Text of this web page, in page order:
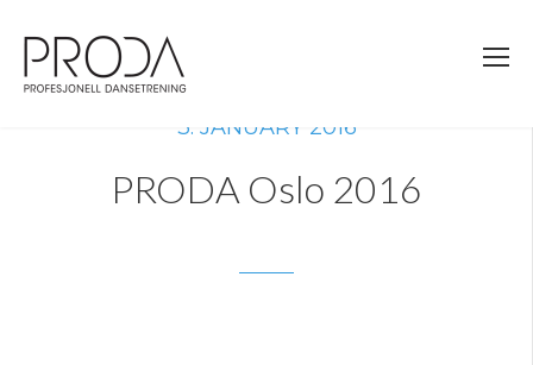
sidens
hovedinnhold
3. JANUARY 2016
PRODA Oslo 2016